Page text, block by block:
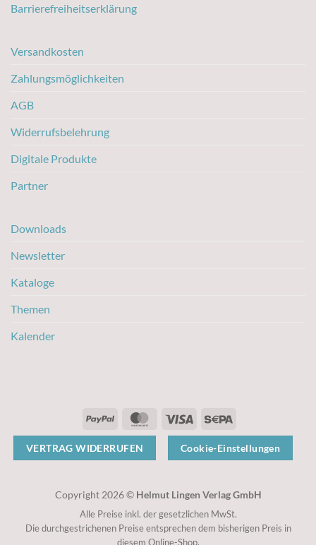
Barrierefreiheitserklärung
Versandkosten
Zahlungsmöglichkeiten
AGB
Widerrufsbelehrung
Digitale Produkte
Partner
Downloads
Newsletter
Kataloge
Themen
Kalender
PayPal MasterCard
Visa Sepa
VERTRAG WIDERRUFEN Cookie-Einstellungen
Copyright 2026 © Helmut Lingen Verlag GmbH
Alle Preise inkl. der gesetzlichen MwSt.
Die durchgestrichenen Preise entsprechen dem bisherigen Preis in
diesem Online-Shop.